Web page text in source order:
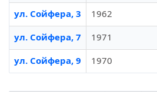
ул. Сойфера, 3
1962
ул. Сойфера, 7
1971
ул. Сойфера, 9
1970